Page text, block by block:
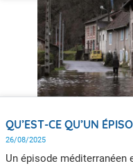
termes ?
QU’EST-CE QU’UN
26/08/2025
Un épisode